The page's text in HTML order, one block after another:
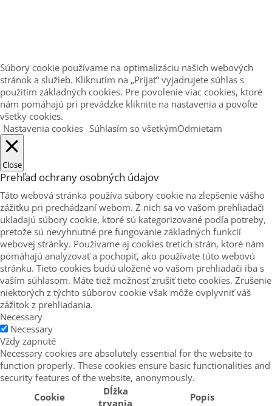
Súbory cookie používame na optimalizáciu našich webových
stránok a služieb. Kliknutím na „Prijať“ vyjadrujete súhlas s
použitím základných cookies. Pre povolenie viac cookies, ktoré
nám pomáhajú pri prevádzke kliknite na nastavenia a povoľte
všetky cookies.
Nastavenia cookies Súhlasím so všetkýmOdmietam
Close
Prehľad ochrany osobných údajov
Táto webová stránka používa súbory cookie na zlepšenie vášho
zážitku pri prechádzaní webom. Z nich sa vo vašom prehliadači
ukladajú súbory cookie, ktoré sú kategorizované podľa potreby,
pretože sú nevyhnutné pre fungovanie základných funkcií
webovej stránky. Používame aj cookies tretích strán, ktoré nám
pomáhajú analyzovať a pochopiť, ako používate túto webovú
stránku. Tieto cookies budú uložené vo vašom prehliadači iba s
vaším súhlasom. Máte tiež možnosť zrušiť tieto cookies. Zrušenie
niektorých z týchto súborov cookie však môže ovplyvniť váš
zážitok z prehliadania.
Necessary
Necessary
Vždy zapnuté
Necessary cookies are absolutely essential for the website to
function properly. These cookies ensure basic functionalities and
security features of the website, anonymously.
Cookie
Dĺžka
trvania
Popis